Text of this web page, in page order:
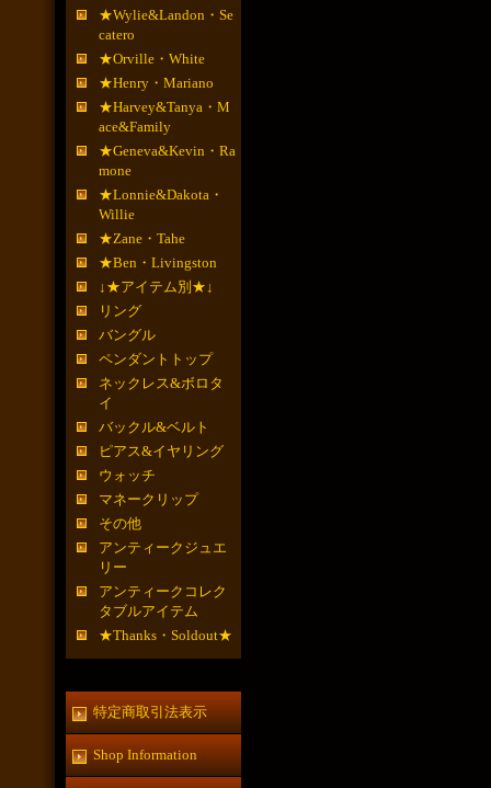
★Wylie&Landon・Se
catero
★Orville・White
★Henry・Mariano
★Harvey&Tanya・M
ace&Family
★Geneva&Kevin・Ra
mone
★Lonnie&Dakota・
Willie
★Zane・Tahe
★Ben・Livingston
↓★アイテム別★↓
リング
バングル
ペンダントトップ
ネックレス&ボロタ
イ
バックル&ベルト
ピアス&イヤリング
ウォッチ
マネークリップ
その他
アンティークジュエ
リー
アンティークコレク
タブルアイテム
★Thanks・Soldout★
特定商取引法表示
Shop Information